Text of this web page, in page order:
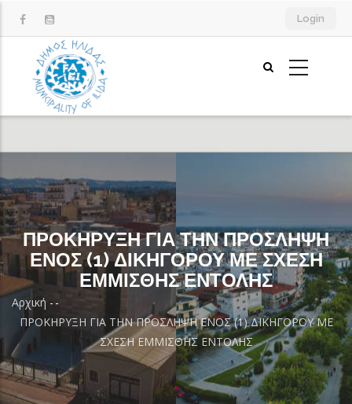
προς
περιεχόμενο
Login
ΠΡΟΚΗΡΥΞΗ ΓΙΑ ΤΗΝ ΠΡΟΣΛΗΨΗ
ΕΝΟΣ (1) ΔΙΚΗΓΟΡΟΥ ΜΕ ΣΧΕΣΗ
ΕΜΜΙΣΘΗΣ ΕΝΤΟΛΗΣ
Breadcrumb
Αρχική - -
ΠΡΟΚΗΡΥΞΗ ΓΙΑ ΤΗΝ ΠΡΟΣΛΗΨΗ ΕΝΟΣ (1) ΔΙΚΗΓΟΡΟΥ ΜΕ
ΣΧΕΣΗ ΕΜΜΙΣΘΗΣ ΕΝΤΟΛΗΣ